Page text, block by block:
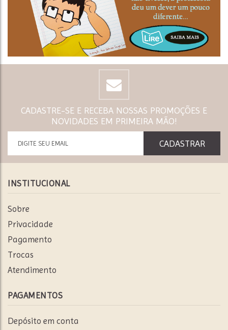
CADASTRE-SE E RECEBA NOSSAS PROMOÇÕES E
NOVIDADES EM PRIMEIRA MÃO!
INSTITUCIONAL
Sobre
Privacidade
Pagamento
Trocas
Atendimento
PAGAMENTOS
Depósito em conta